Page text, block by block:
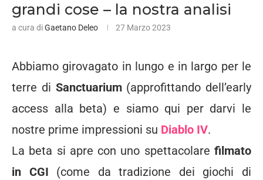
grandi cose – la nostra analisi
a cura diGaetano Deleo 27 Marzo 2023
Abbiamo girovagato in lungo e in largo per le
terre di Sanctuarium(approfittando dell’early
access alla beta) e siamo qui per darvi le
nostre prime impressioni su Diablo IV.
La beta si apre con uno spettacolare filmato
in CGI (come da tradizione dei giochi di